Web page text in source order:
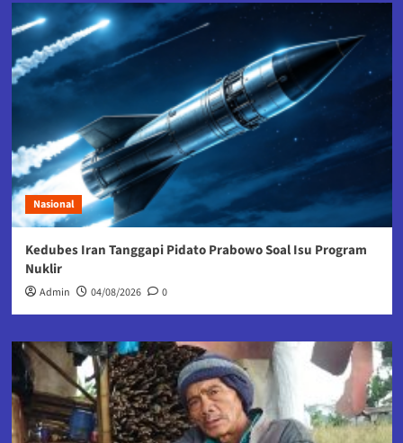
Nasional
Kedubes Iran Tanggapi Pidato Prabowo Soal Isu Program
Nuklir
Admin 04/08/2026 0